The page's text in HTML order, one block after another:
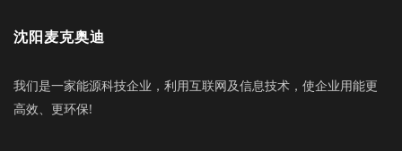
沈阳麦克奥迪
我们是一家能源科技企业，利用互联网及信息技术，使企业用能更
高效、更环保!